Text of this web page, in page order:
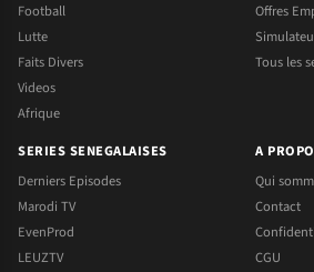
Football
Lutte
Faits Divers
Videos
Afrique
Offres
Tous les
SERIES SENEGALAISES
Derniers Episodes
Marodi TV
EvenProd
LEUZTV
A
Qui
Contact
CGU